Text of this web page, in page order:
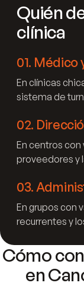
Quién
clínica
01. Médico
En clínicas
sistema de
02.
En centros
proveedores y
03.
En grupos con
recurrentes y
Cómo
en